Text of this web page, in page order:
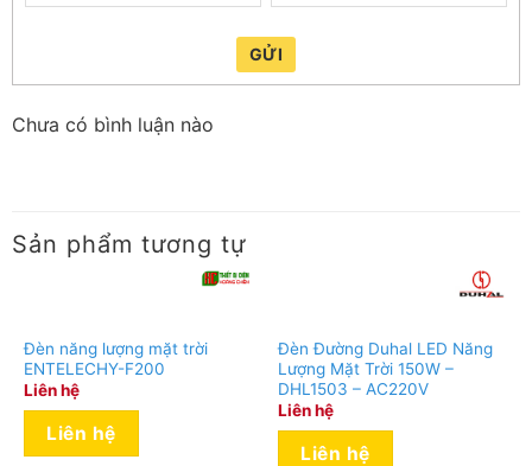
GỬI
Chưa có bình luận nào
Sản phẩm tương tự
Đèn năng lượng mặt trời
ENTELECHY-F200
Liên hệ
Liên hệ
Đèn Đường Duhal LED Năng
Lượng Mặt Trời 150W –
DHL1503 – AC220V
Liên hệ
Liên hệ